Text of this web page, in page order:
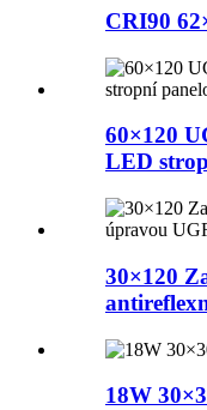
CRI90
60×120
LED
30×120
18W